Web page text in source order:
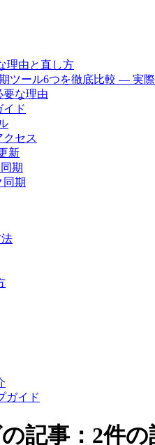
理由と直し方
ツール6つを徹底比較 — 実
要な理由
イド
セス
新
期
同期
ガイド
記事：2件の